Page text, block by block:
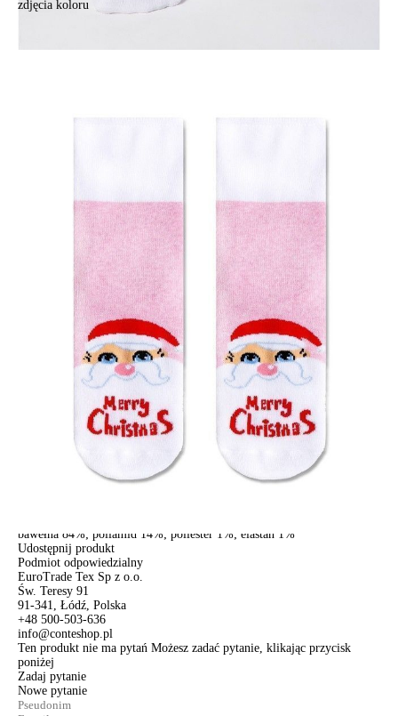
zdjęcia koloru
23,90 zł
Tabela rozmiarów
DODAJ DO KOSZYKA
Jak złożyć zamówienie
POWIADOM MNIE O DOSTĘPNOŚCI
ПОЛУЧИТЬ ПО EMAIL
darmowa od 99 zł
czas dostawy: 1-2 dni robocze
Paczkomaty InPost 24/7,darmowa od 50 zł
czas dostawy: 1-2 dni robocze
Odbiór osobistyw sklepie Conte (Łodz)
pn.- czw. 8:00 - 16:00, pt. 8:00 - 14:00
Opis produktu
bawełna 84%; poliamid 14%; poliester 1%; elastan 1%
Udostępnij produkt
Podmiot odpowiedzialny
EuroTrade Tex Sp z o.o.
Św. Teresy 91
91-341, Łódź, Polska
+48 500-503-636
info@conteshop.pl
Ten produkt nie ma pytań Możesz zadać pytanie, klikając przycisk
poniżej
Zadaj pytanie
Nowe pytanie